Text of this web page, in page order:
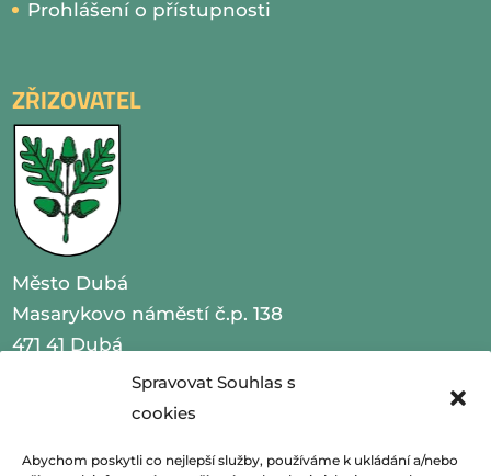
Spravovat Souhlas s
cookies
Abychom poskytli co nejlepší služby, používáme k ukládání a/nebo
Prohlášení o přístupnosti
ZŘIZOVATEL
Město Dubá
Masarykovo náměstí č.p. 138
471 41 Dubá
IČO 00260479